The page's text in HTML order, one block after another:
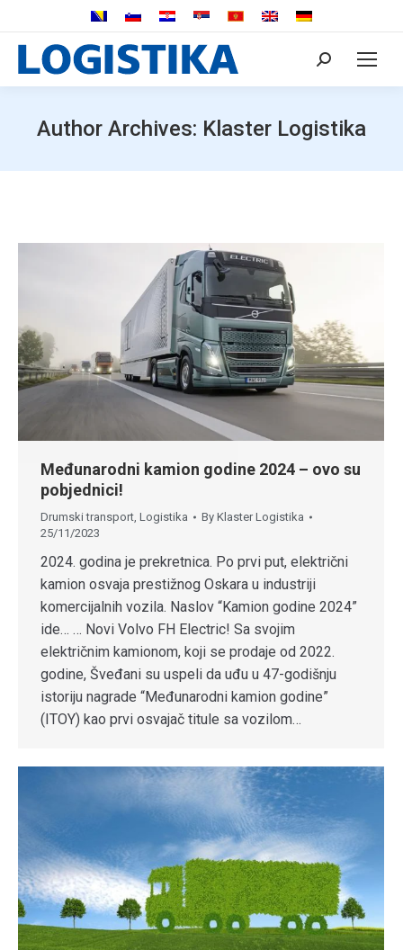
Search:
Author Archives: Klaster Logistika
Međunarodni kamion godine 2024 – ovo su
pobjednici!
Drumski transport, Logistika By Klaster Logistika
25/11/2023
2024. godina je prekretnica. Po prvi put, električni
kamion osvaja prestižnog Oskara u industriji
komercijalnih vozila. Naslov “Kamion godine 2024”
ide… … Novi Volvo FH Electric! Sa svojim
električnim kamionom, koji se prodaje od 2022.
godine, Šveđani su uspeli da uđu u 47-godišnju
istoriju nagrade “Međunarodni kamion godine”
(ITOY) kao prvi osvajač titule sa vozilom…